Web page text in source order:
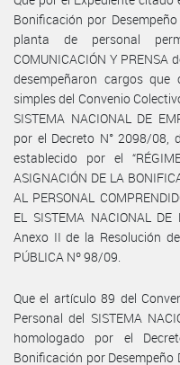
Bonificación por
planta de personal
COMUNICACIÓN Y PRENSA
desempeñaron cargos
simples del Convenio
SISTEMA NACIONAL DE
por el Decreto N° 2098/08,
establecido por el
ASIGNACIÓN DE LA
AL PERSONAL
EL SISTEMA NACIONAL
Anexo II de la Resolución de
PÚBLICA Nº 98/09.
Que el artículo 89 del
Personal del SISTEMA
homologado por el
Bonificación por